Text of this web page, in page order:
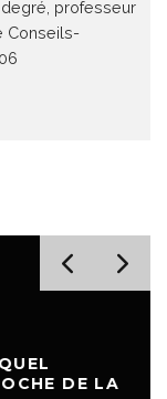
professeur
Conseils-
DE LA